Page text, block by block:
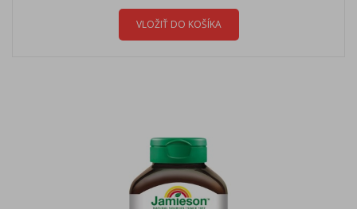
VLOŽIŤ DO KOŠÍKA